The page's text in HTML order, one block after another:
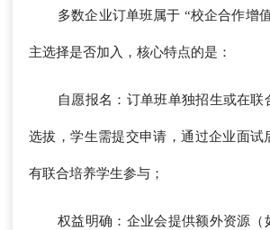
多数企业订单班属于 “校企合作增
主选择是否加入，核心特点的是：
自愿报名：订单班单独招生或在联
选拔，学生需提交申请，通过企业面试
有联合培养学生参与；
权益明确：企业会提供额外资源（